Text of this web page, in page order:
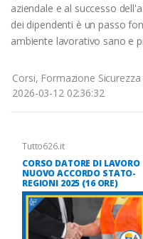
aziendale e al successo
dei dipendenti è un passo
ambiente lavorativo sano e
Corsi, Formazione
2026-03-12 02:36:32
Tutto626.it
CORSO DATORE DI LAVORO
NUOVO ACCORDO STATO-
REGIONI 2025 (16 ORE)